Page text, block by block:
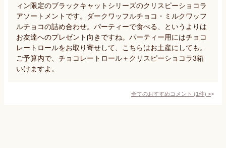
ィン限定のブラックキャットシリーズのクリスピーショコラ
アソートメントです。ダークワッフルチョコ・ミルクワッフ
ルチョコの詰め合わせ。パーティーで食べる、というよりは
お友達へのプレゼント向きですね。パーティー用にはチョコ
レートロールをお取り寄せして、こちらはお土産にしても。
ご予算内で、チョコレートロール＋クリスピーショコラ3箱
いけますよ。
全てのおすすめコメント (1件) >